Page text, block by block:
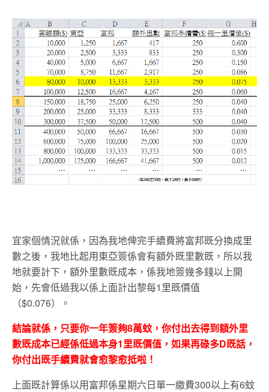
宜家個情況就係，因為我地俾完手續費將富邦既分換成里
數之後，我地比起用東亞簽係會有額外既里數既，所以我
地就要計下，額外里數既成本，係我地簽幾多錢以上開
始，先會低過我以係上面計出黎每1里既價值
（$0.076）。
結論就係，只要你一年簽夠8萬蚊，你付出去得到額外里
數既成本已經係低過本身1里既價值，如果再碌多D既話，
你付出既手續費就會愈黎愈抵啦！
上面既計算係以用富邦係星期六日單一繳費300以上有6蚊